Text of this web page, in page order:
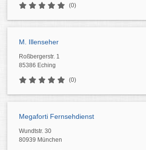
(0)
M. Illenseher
Roßbergerstr. 1
85386 Eching
(0)
Megaforti Fernsehdienst
Wundtstr. 30
80939 München